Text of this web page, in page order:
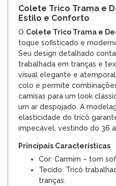
Colete Trico Trama e
Estilo e Conforto
O Colete Trico Trama e
toque sofisticado e
Seu design detalhado
trabalhada em tranças e
visual elegante e
colo e permite
camisas para um look
um ar despojado. A
elasticidade do tricô
impecável, vestindo do 36
Principais Características
Cor: Carmim – tom
Tecido: Tricô
tranças.